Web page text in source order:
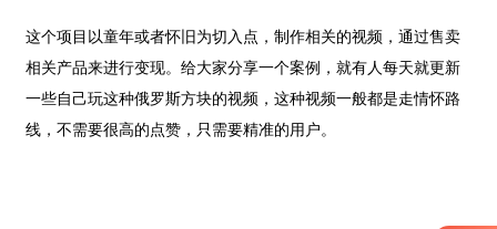
这个项目以童年或者怀旧为切入点，制作相关的视频，通过售卖
相关产品来进行变现。给大家分享一个案例，就有人每天就更新
一些自己玩这种俄罗斯方块的视频，这种视频一般都是走情怀路
线，不需要很高的点赞，只需要精准的用户。